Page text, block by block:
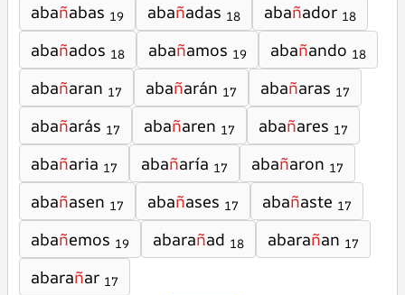
abañabas 19 abañadas 18 abañador 18
abañados 18 abañamos 19 abañando 18
abañaran 17 abañarán 17 abañaras 17
abañarás 17 abañaren 17 abañares 17
abañaria 17 abañaría 17 abañaron 17
abañasen 17 abañases 17 abañaste 17
abañemos 19 abarañad 18 abarañan 17
abarañar 17